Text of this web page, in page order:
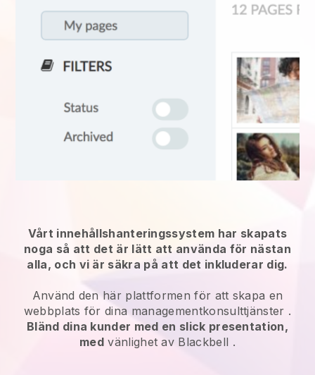
Vårt innehållshanteringssystem har skapats
noga så att det är lätt att använda för nästan
alla, och vi är säkra på att det inkluderar dig.
Använd den här plattformen för att skapa en
webbplats fördina managementkonsulttjänster .
Bländ dina kunder med en slick presentation,
medvänlighet av Blackbell .